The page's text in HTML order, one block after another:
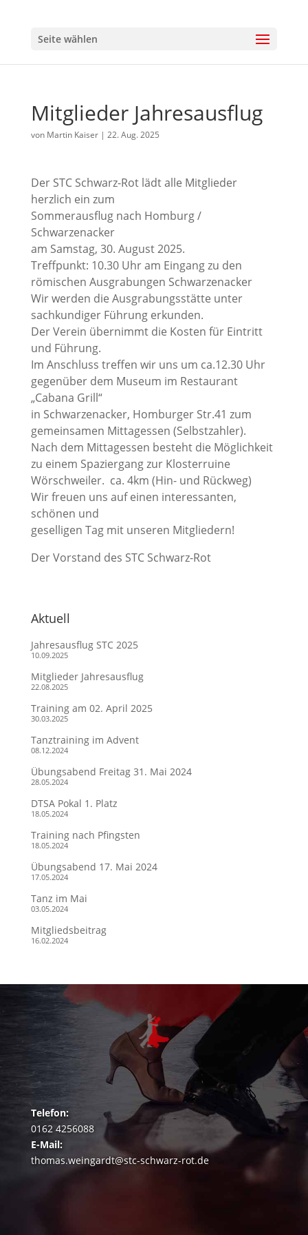
Seite wählen
Mitglieder Jahresausflug
von Martin Kaiser| 22. Aug. 2025
Der STC Schwarz-Rot lädt alle Mitglieder
herzlich ein zum
Sommerausflug nach Homburg /
Schwarzenacker
am Samstag, 30. August 2025.
Treffpunkt: 10.30 Uhr am Eingang zu den
römischen Ausgrabungen Schwarzenacker
Wir werden die Ausgrabungsstätte unter
sachkundiger Führung erkunden.
Der Verein übernimmt die Kosten für Eintritt
und Führung.
Im Anschluss treffen wir uns um ca.12.30 Uhr
gegenüber dem Museum im Restaurant
„Cabana Grill“
in Schwarzenacker, Homburger Str.41 zum
gemeinsamen Mittagessen (Selbstzahler).
Nach dem Mittagessen besteht die Möglichkeit
zu einem Spaziergang zur Klosterruine
Wörschweiler. ca. 4km (Hin- und Rückweg)
Wir freuen uns auf einen interessanten,
schönen und
geselligen Tag mit unseren Mitgliedern!
Der Vorstand des STC Schwarz-Rot
Aktuell
Jahresausflug STC 2025
10.09.2025
Mitglieder Jahresausflug
22.08.2025
Training am 02. April 2025
30.03.2025
Tanztraining im Advent
08.12.2024
Übungsabend Freitag 31. Mai 2024
28.05.2024
DTSA Pokal 1. Platz
18.05.2024
Training nach Pfingsten
18.05.2024
Übungsabend 17. Mai 2024
17.05.2024
Tanz im Mai
03.05.2024
Mitgliedsbeitrag
16.02.2024
Telefon:
0162 4256088
E-Mail:
thomas.weingardt@stc-schwarz-rot.de